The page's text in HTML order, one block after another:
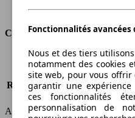
Capacité du réservoir
Classes d'assurance
Tous risques
-
Risques partiels
-
Responsabilité civile -
HSN/TSN
AutoScout24 France SAS
Fonctionnalités avancées
Nous et des tiers
notamment des cookies
site web, pour vous
garantir une
ces fonctionnalités
personnalisation de